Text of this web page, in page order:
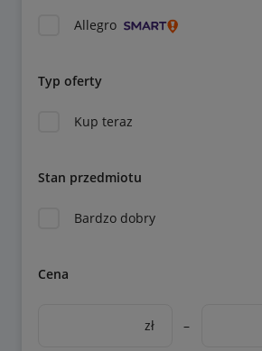
Allegro
Typ oferty
Kup teraz
Stan przedmiotu
Bardzo dobry
Cena
zł –